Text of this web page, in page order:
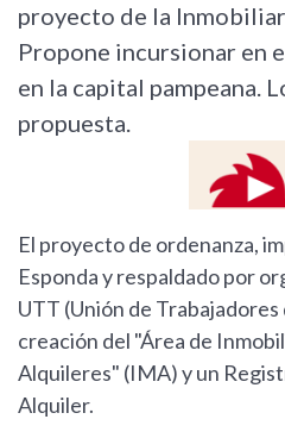
proyecto de la
Propone incursionar en
en la capital pampeana.
propuesta.
El proyecto de ordenanza,
Esponda y respaldado por
UTT (Unión de
creación del "Área de
Alquileres" (IMA) y un
Alquiler.